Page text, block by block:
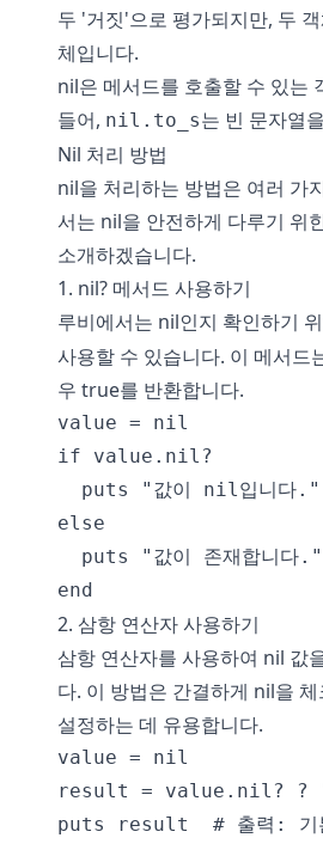
두 '거짓'으로 평가되지만, 두
체입니다.
nil은 메서드를 호출할 수 있는
들어, nil.to_s는 빈 문자열
Nil 처리 방법
nil을 처리하는 방법은 여러 가
서는 nil을 안전하게 다루기 위
소개하겠습니다.
1. nil? 메서드 사용하기
루비에서는 nil인지 확인하기
사용할 수 있습니다. 이 메서드
우 true를 반환합니다.
value = nil
if value.nil?
  puts "값이 nil입니다."
else
  puts "값이 존재합니다."
2. 삼항 연산자 사용하기
삼항 연산자를 사용하여 nil 값
다. 이 방법은 간결하게 nil을
설정하는 데 유용합니다.
value = nil
result = value.nil? ?